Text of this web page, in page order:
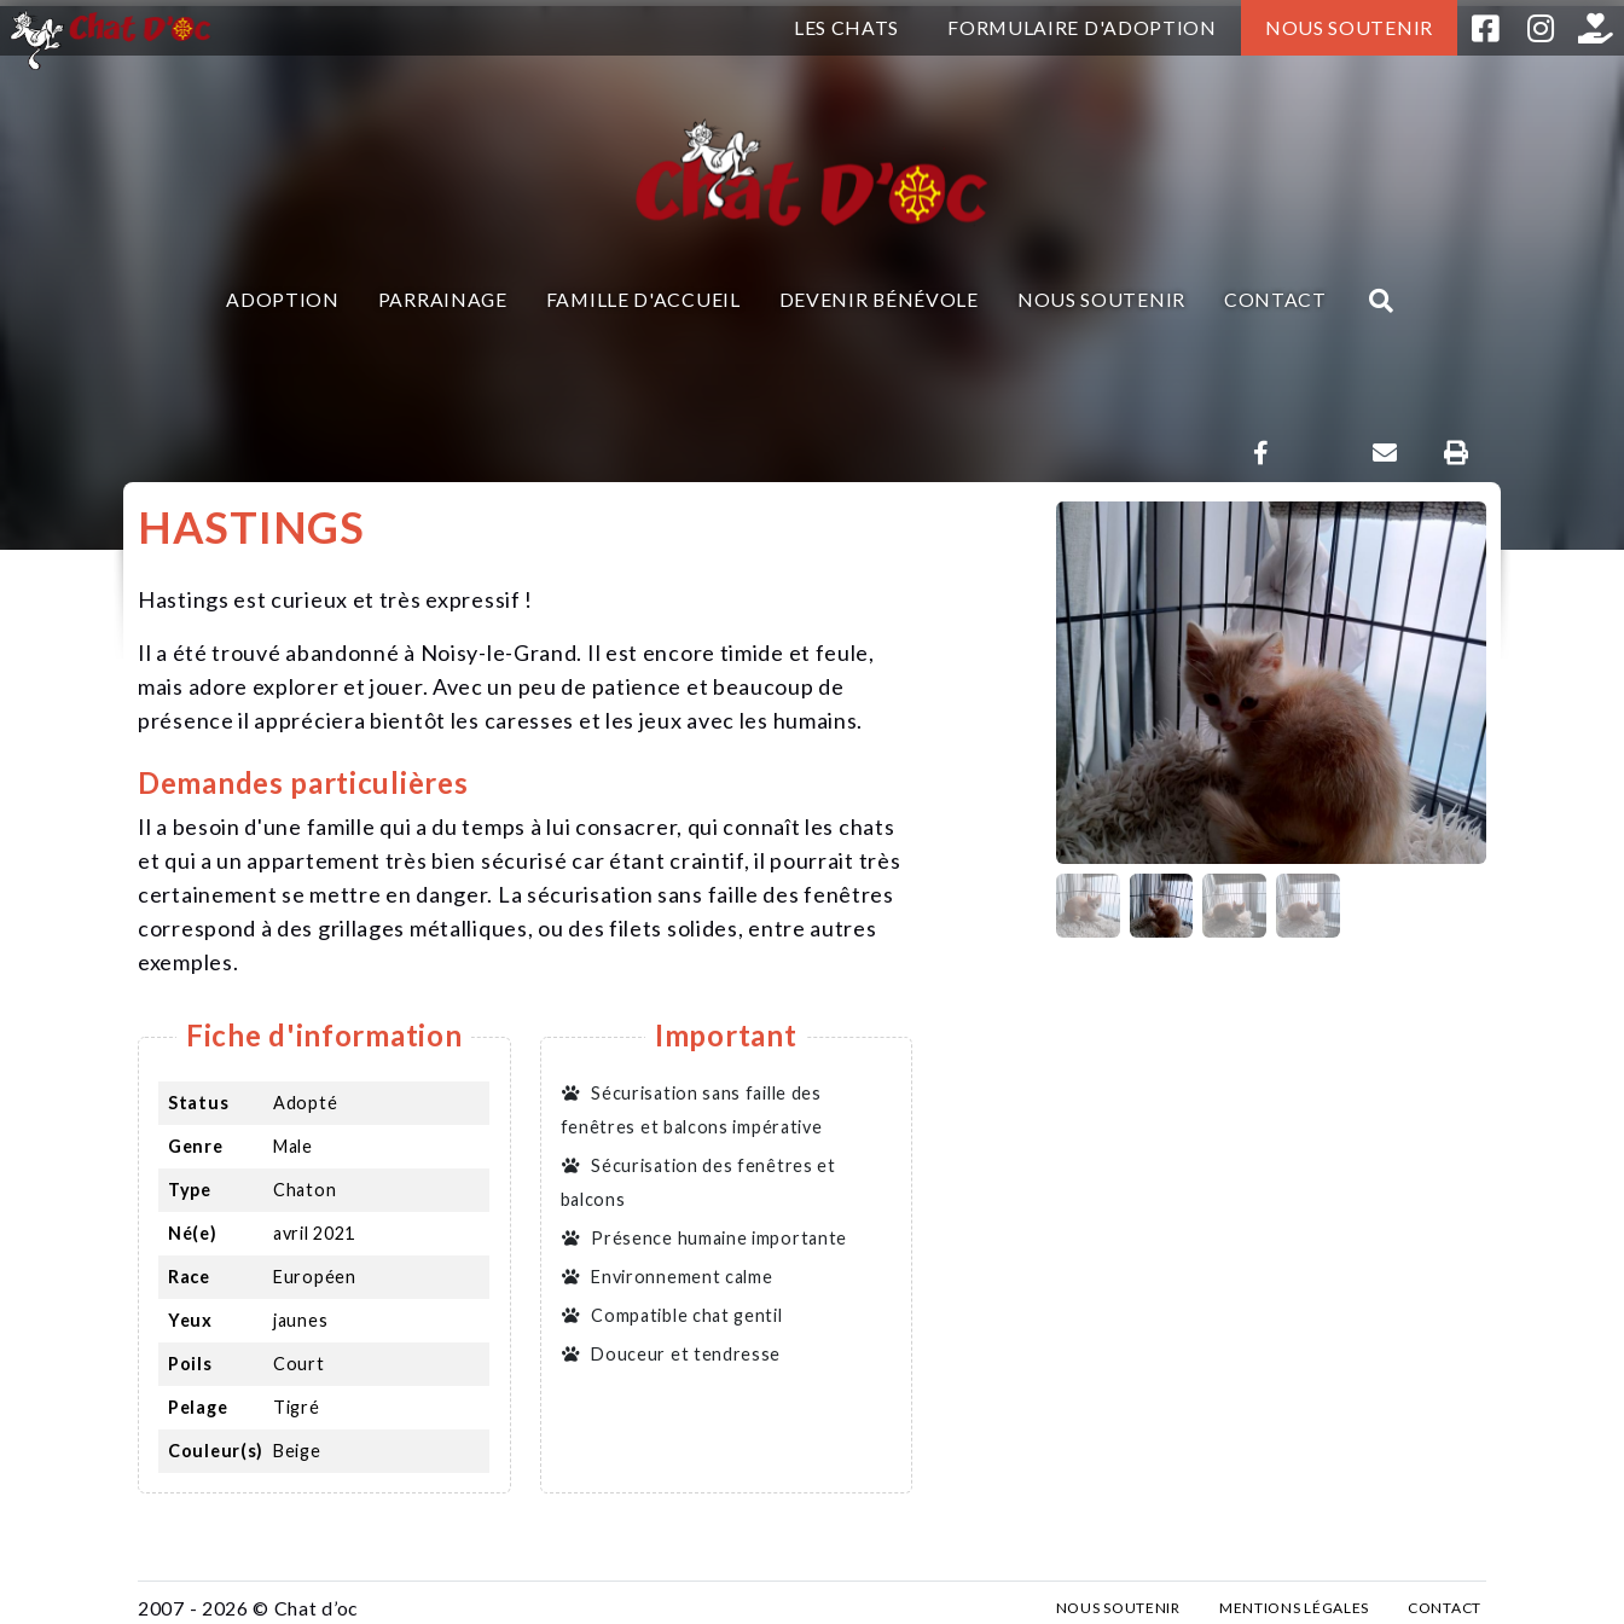
LES CHATS FORMULAIRE D'ADOPTION NOUS SOUTENIR
ADOPTION PARRAINAGE FAMILLE D'ACCUEIL DEVENIR BÉNÉVOLE NOUS SOUTENIR CONTACT
HASTINGS
Hastings est curieux et très expressif !
Il a été trouvé abandonné à Noisy-le-Grand. Il est encore timide et feule,
mais adore explorer et jouer. Avec un peu de patience et beaucoup de
présence il appréciera bientôt les caresses et les jeux avec les humains.
Demandes particulières
Il a besoin d'une famille qui a du temps à lui consacrer, qui connaît les chats
et qui a un appartement très bien sécurisé car étant craintif, il pourrait très
certainement se mettre en danger. La sécurisation sans faille des fenêtres
correspond à des grillages métalliques, ou des filets solides, entre autres
exemples.
Fiche d'information
Status Adopté
Genre Male
Type Chaton
Né(e) avril 2021
Race Européen
Yeux jaunes
Poils Court
Pelage Tigré
Couleur(s) Beige
Important
Sécurisation sans faille des
fenêtres et balcons impérative
Sécurisation des fenêtres et
balcons
Présence humaine importante
Environnement calme
Compatible chat gentil
Douceur et tendresse
2007 - 2026 © Chat d’oc NOUS SOUTENIR MENTIONS LÉGALES CONTACT